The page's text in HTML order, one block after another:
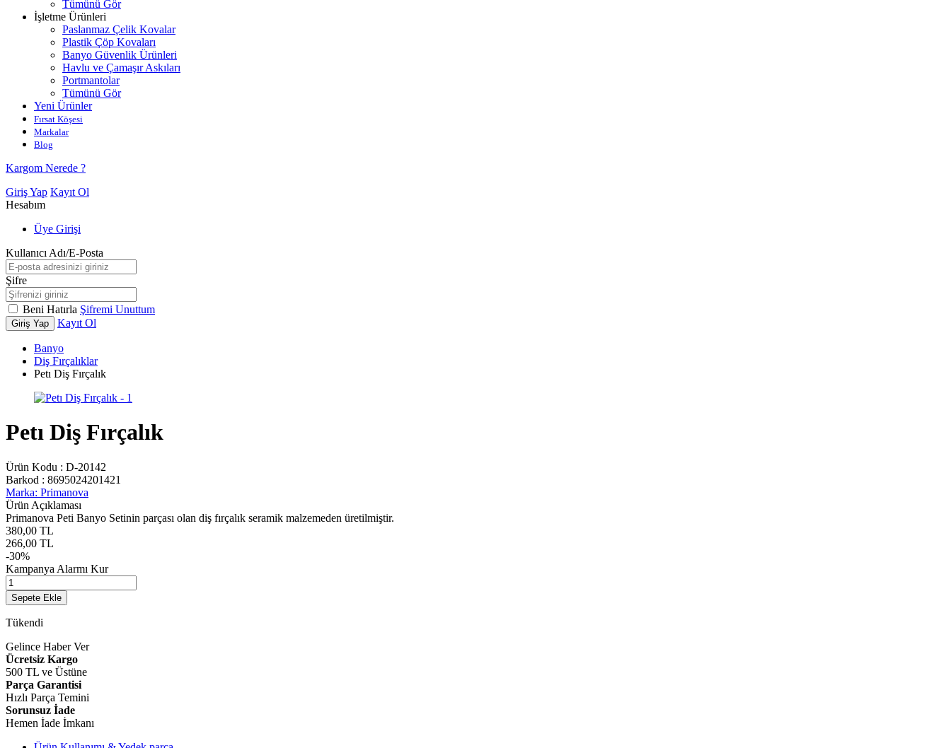
Tümünü Gör
İşletme Ürünleri
Paslanmaz Çelik Kovalar
Plastik Çöp Kovaları
Banyo Güvenlik Ürünleri
Havlu ve Çamaşır Askıları
Portmantolar
Tümünü Gör
Yeni Ürünler
Fırsat Köşesi
Markalar
Blog
Kargom Nerede ?
Giriş Yap Kayıt Ol
Hesabım
Üye Girişi
Kullanıcı Adı/E-Posta
Şifre
Beni Hatırla Şifremi Unuttum
Giriş Yap Kayıt Ol
Banyo
Diş Fırçalıklar
Petı Diş Fırçalık
Petı Diş Fırçalık
Ürün Kodu : D-20142
Barkod : 8695024201421
Marka: Primanova
Ürün Açıklaması
Primanova Peti Banyo Setinin parçası olan diş fırçalık seramik malzemeden üretilmiştir.
380,00 TL
266,00 TL
-30%
Kampanya Alarmı Kur
Sepete Ekle
Tükendi
Gelince Haber Ver
Ücretsiz Kargo
500 TL ve Üstüne
Parça Garantisi
Hızlı Parça Temini
Sorunsuz İade
Hemen İade İmkanı